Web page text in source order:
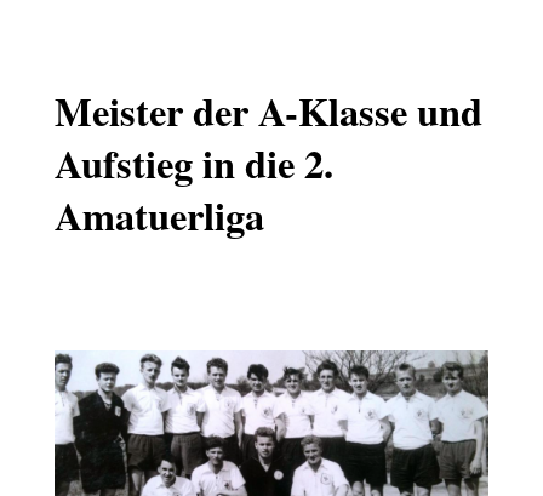
Meister der A-Klasse und
Aufstieg in die 2.
Amatuerliga